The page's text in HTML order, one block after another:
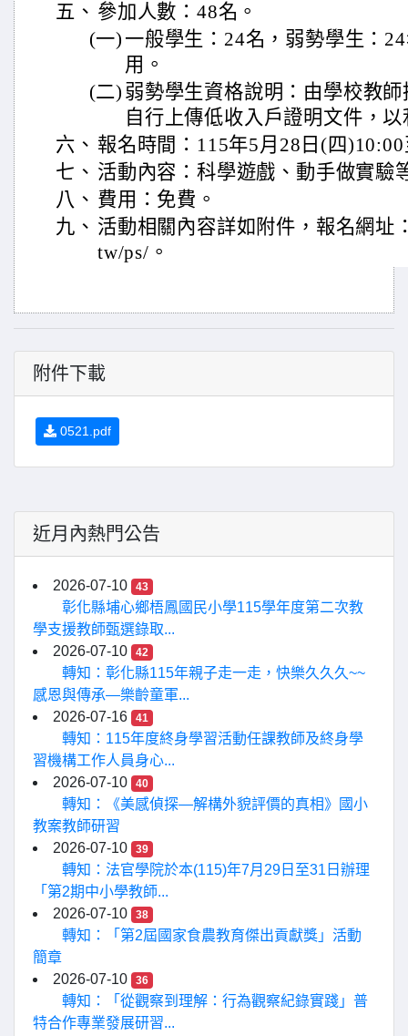
五、 參加人數：48名。
(一) 一般學生：24名，弱勢學生：
用。
(二) 弱勢學生資格說明：由學校教
自行上傳低收入戶證明文件，
六、 報名時間：115年5月28日(四
七、 活動內容：科學遊戲、動手做實驗
八、 費用：免費。
九、 活動相關內容詳如附件，報名網址
tw/ps/。
附件下載
0521.pdf
近月內熱門公告
2026-07-10 43
彰化縣埔心鄉梧鳳國民小學115學年度第二次教
學支援教師甄選錄取...
2026-07-10
42
轉知：彰化縣115年親子走一走，快樂久久久~~
感恩與傳承—樂齡童軍...
2026-07-16
41
轉知：115年度終身學習活動任課教師及終身學
習機構工作人員身心...
2026-07-10
40
轉知：《美感偵探—解構外貌評價的真相》國小
教案教師研習
2026-07-10
39
轉知：法官學院於本(115)年7月29日至31日辦理
「第2期中小學教師...
2026-07-10
38
轉知：「第2屆國家食農教育傑出貢獻獎」活動
簡章
2026-07-10
36
轉知：「從觀察到理解：行為觀察紀錄實踐」普
特合作專業發展研習...